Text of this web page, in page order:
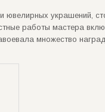
ювелирных украшений,
работы мастера
множество